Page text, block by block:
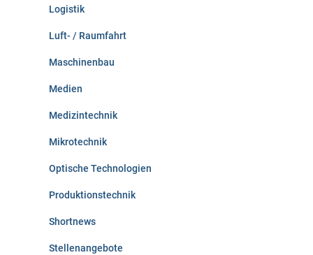
Logistik
Luft- / Raumfahrt
Maschinenbau
Medien
Medizintechnik
Mikrotechnik
Optische Technologien
Produktionstechnik
Shortnews
Stellenangebote